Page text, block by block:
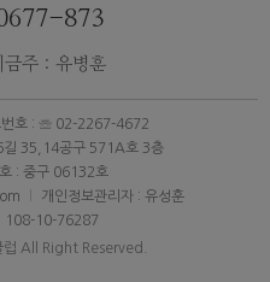
873
금주 : 유병훈
번호 : ☏ 02-2267-4672
길 35,14공구 571A호 3층
: 중구 06132호
개인정보관리자 : 유성훈
108-10-76287
All Right Reserved.